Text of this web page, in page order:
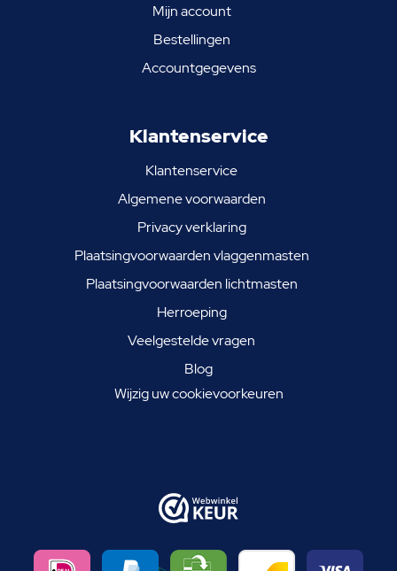
Mijn account
Bestellingen
Accountgegevens
Klantenservice
Klantenservice
Algemene voorwaarden
Privacy verklaring
Plaatsingvoorwaarden vlaggenmasten
Plaatsingvoorwaarden lichtmasten
Herroeping
Veelgestelde vragen
Blog
Wijzig uw cookievoorkeuren